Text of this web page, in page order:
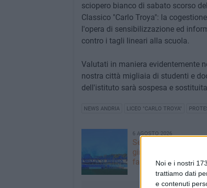
Noi e i nostri
trattiamo dati
e contenuti
sciopero bianco di sabato scorso
Classico "Carlo Troya": la
l'opera di sensibilizzazione ed
contro i tagli lineari alla scuola.
Valutati in maniera evidentemente
nostra città migliaia di studenti e
dell'istituto sarà sospesa e
NEWS ANDRIA LICEO "CARLO TROYA"
6 AGOSTO 2026
Serie D 2026/27: resi
gironi. Fidelis Andria,
fare...